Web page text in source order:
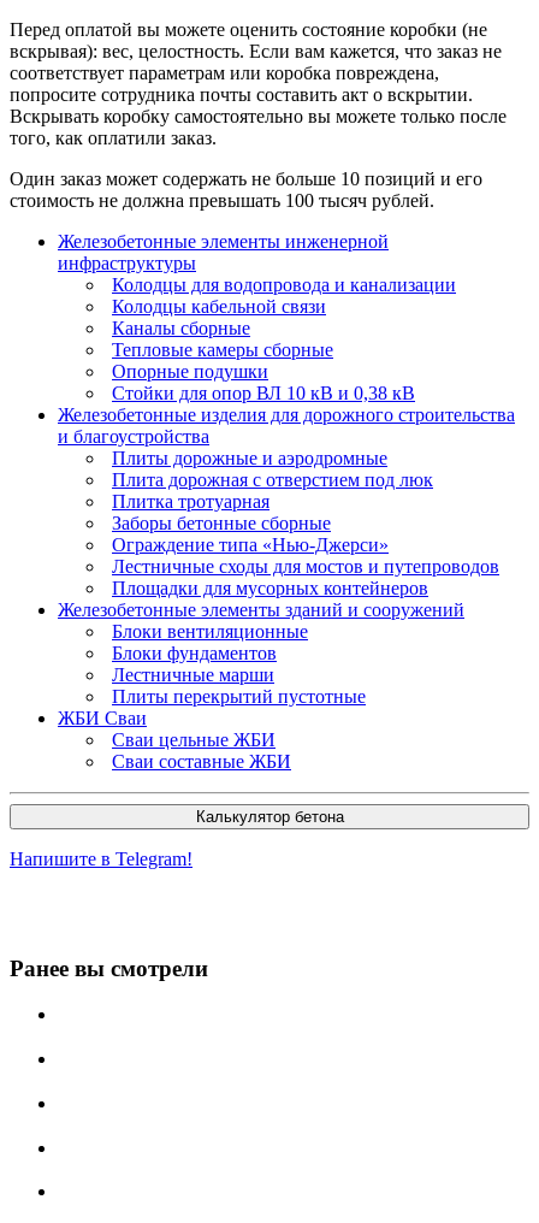
Перед оплатой вы можете оценить состояние коробки (не
вскрывая): вес, целостность. Если вам кажется, что заказ не
соответствует параметрам или коробка повреждена,
попросите сотрудника почты составить акт о вскрытии.
Вскрывать коробку самостоятельно вы можете только после
того, как оплатили заказ.
Один заказ может содержать не больше 10 позиций и его
стоимость не должна превышать 100 тысяч рублей.
Железобетонные элементы инженерной
инфраструктуры
Колодцы для водопровода и канализации
Колодцы кабельной связи
Каналы сборные
Тепловые камеры сборные
Опорные подушки
Стойки для опор ВЛ 10 кВ и 0,38 кВ
Железобетонные изделия для дорожного строительства
и благоустройства
Плиты дорожные и аэродромные
Плита дорожная с отверстием под люк
Плитка тротуарная
Заборы бетонные сборные
Ограждение типа «Нью-Джерси»
Лестничные сходы для мостов и путепроводов
Площадки для мусорных контейнеров
Железобетонные элементы зданий и сооружений
Блоки вентиляционные
Блоки фундаментов
Лестничные марши
Плиты перекрытий пустотные
ЖБИ Сваи
Сваи цельные ЖБИ
Сваи составные ЖБИ
Калькулятор бетона
Напишите в Telegram!
Ранее вы смотрели